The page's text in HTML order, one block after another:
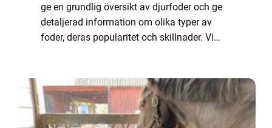
ge en grundlig översikt av djurfoder och ge
detaljerad information om olika typer av
foder, deras popularitet och skillnader. Vi